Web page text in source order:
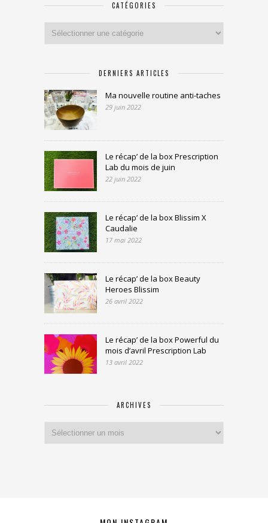
CATÉGORIES
DERNIERS ARTICLES
Ma nouvelle routine anti-taches
29 juin 2022
Le récap’ de la box Prescription
Lab du mois de juin
22 juin 2022
Le récap’ de la box Blissim X
Caudalie
17 mai 2022
Le récap’ de la box Beauty
Heroes Blissim
26 avril 2022
Le récap’ de la box Powerful du
mois d’avril Prescription Lab
13 avril 2022
ARCHIVES